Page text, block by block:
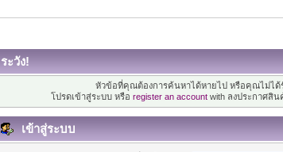
ระวัง!
หัวข้อที่คุณต้องการค้นหาได้หายไป หรือคุณไม่ไ
โปรดเข้าสู่ระบบ หรือ register an account with ลงประกาศสิ
เข้าสู่ระบบ